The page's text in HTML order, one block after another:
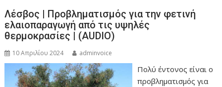
Λέσβος | Προβληματισμός για την φετινή
ελαιοπαραγωγή από τις υψηλές
θερμοκρασίες | (AUDIO)
10 Απριλίου 2024 adminvoice
Πολύ έντονος είναι ο
προβληματισμός για